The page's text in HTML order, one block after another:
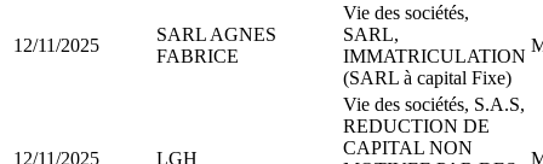
12/11/2025
SARL AGNES
FABRICE
Vie des sociétés,
SARL,
IMMATRICULATION
(SARL à capital Fixe)
12/11/2025 LGH
Vie des sociétés, S.A.S,
REDUCTION DE
CAPITAL NON